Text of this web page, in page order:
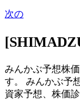
次の
みんかぶ予想株
す。 みんかぶ予
資家予想、株価